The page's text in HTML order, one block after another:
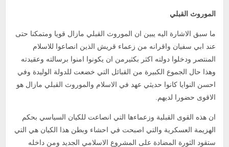
الموروث القبلي
ما سبق الاشارة اليه يبين ان الموروث القبلي مازال قويا ومتمكنا حتى
عند ابي سفيان واقرانه من زعماء قريش الذين انصاعوا للاسلام
المنتصر ودخلوا دولته اكثر بكثيرمن ان يكونوا امنوا برسالته وعقيدته
وهذا حال الجموع الكبيرة من القبائل التي خضعت للدولة الوليدة وفي
احسن النوايا كانوا حديثي عهد في الاسلام والموروث القبلي مازال هو
الاقوى حضورا لديهم.
ان هذه القوى القبلية وزعماءها التي انصاعت للكيان السياسي بحكم
الهزيمة العسكرية والتي اصبحت في احشاء وبطن هذا الكيان هي التي
ستقود الثورة المضادة على المشروع الاسلامي الجديد ومن داخله